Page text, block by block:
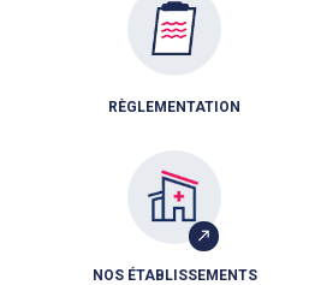
RÈGLEMENTATION
NOS ÉTABLISSEMENTS